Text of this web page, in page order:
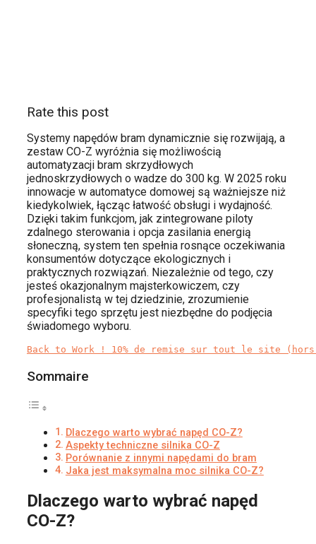
Rate this post
Systemy napędów bram dynamicznie się rozwijają, a
zestaw CO-Z wyróżnia się możliwością
automatyzacji bram skrzydłowych
jednoskrzydłowych o wadze do 300 kg. W 2025 roku
innowacje w automatyce domowej są ważniejsze niż
kiedykolwiek, łącząc łatwość obsługi i wydajność.
Dzięki takim funkcjom, jak zintegrowane piloty
zdalnego sterowania i opcja zasilania energią
słoneczną, system ten spełnia rosnące oczekiwania
konsumentów dotyczące ekologicznych i
praktycznych rozwiązań. Niezależnie od tego, czy
jesteś okazjonalnym majsterkowiczem, czy
profesjonalistą w tej dziedzinie, zrozumienie
specyfiki tego sprzętu jest niezbędne do podjęcia
świadomego wyboru.
Back to Work ! 10% de remise sur tout le site (hors
Sommaire
Dlaczego warto wybrać napęd CO-Z?
Aspekty techniczne silnika CO-Z
Porównanie z innymi napędami do bram
Jaka jest maksymalna moc silnika CO-Z?
Dlaczego warto wybrać napęd
CO-Z?